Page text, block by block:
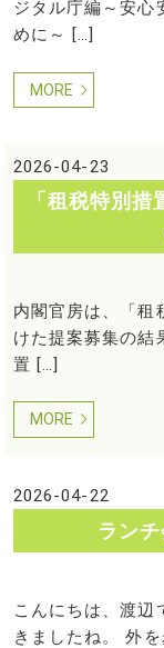
ジタル庁編～安心
めに～ […]
MORE
2026-04-23
「租税特別
内閣官房は、「租
けた提案募集の
置 […]
MORE
2026-04-22
ラン
こんにちは、渡辺
きましたね。 外